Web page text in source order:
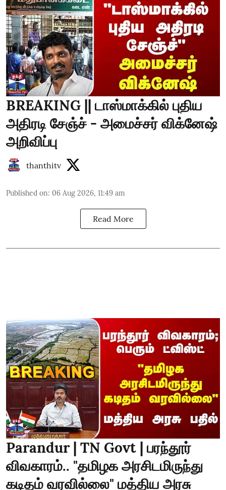
BREAKING || டாஸ்மாக்கில் புதிய
அதிரடி சேஞ்ச் - அமைச்சர் விக்னேஷ்
அறிவிப்பு
thanthitv
Published on: 06 Aug 2026, 11:49 am
Read More
Parandur | TN Govt | பரந்தூர்
விவகாரம்.. "தமிழக அரசிடமிருந்து
கடிதம் வரவில்லை" மத்திய அரசு